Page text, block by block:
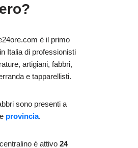
è il primo
Italia di professionisti
artigiani, fabbri,
e tapparellisti.
sono presenti a
e provincia.
è attivo 24